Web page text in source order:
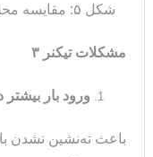
شکل ۵: مقایسه محل برخورد بار درون چاهک تیکنر ۳ و ۴
مشکلات تیکنر ۳
ورود بار
باعث ته‌نشین نشدن